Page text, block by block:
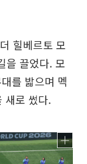
힐베르토 모
을 끌었다. 모
를 밟으며 멕
새로 썼다.